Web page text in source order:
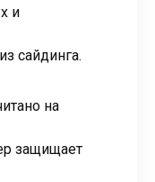
и
сайдинга.
на
защищает